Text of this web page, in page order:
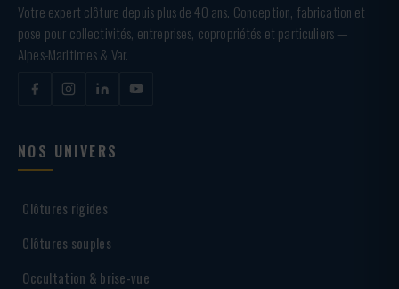
Votre expert clôture depuis plus de 40 ans. Conception, fabrication et
pose pour collectivités, entreprises, copropriétés et particuliers —
Alpes-Maritimes & Var.
NOS UNIVERS
Clôtures rigides
Clôtures souples
Occultation & brise-vue